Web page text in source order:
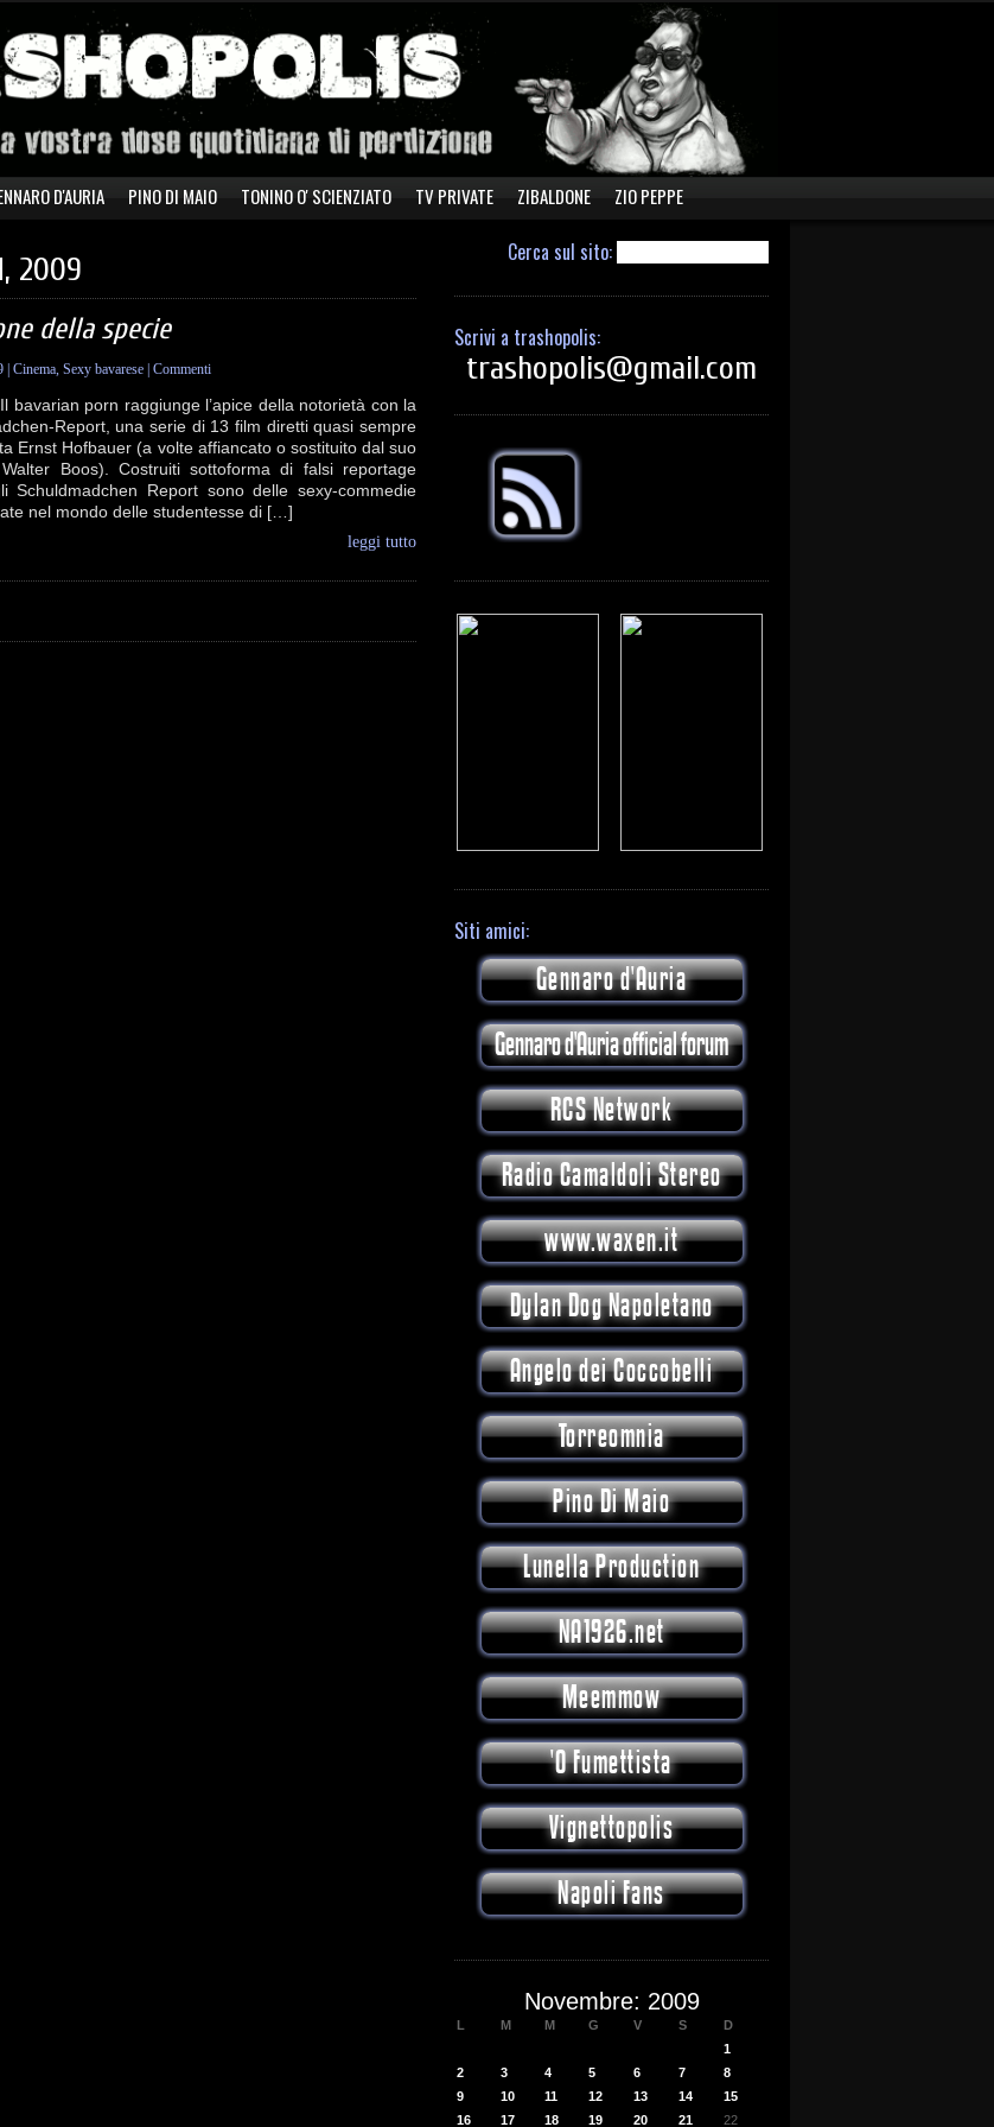
D'AURIA PINO DI MAIO TONINO O' SCIENZIATO TV PRIVATE ZIBALDONE ZIO PEPPE
2009
della specie
Cinema, Sexy bavarese Commenti
bavarian porn raggiunge l’apice della notorietà con la
Report, una serie di 13 film diretti quasi sempre
Ernst Hofbauer (a volte affiancato o sostituito dal suo
Boos). Costruiti sottoforma di falsi reportage
Schuldmadchen Report sono delle sexy-commedie
nel mondo delle studentesse di […]
leggi tutto
Cerca sul sito:
Scrivi a trashopolis:
trashopolis@gmail.com
Siti amici:
Gennaro d'Auria
Gennaro d'Auria official forum
RCS Network
Radio Camaldoli Stereo
www.waxen.it
Dylan Dog Napoletano
Angelo dei Coccobelli
Torreomnia
Pino Di Maio
Lunella Production
NA1926.net
Meemmow
'O Fumettista
Vignettopolis
Napoli Fans
Novembre: 2009
L M M G V S
D
1
2
3 4 5 6 7
8
9
10 11 12 13 14
15
16
17 18 19 20 21 22